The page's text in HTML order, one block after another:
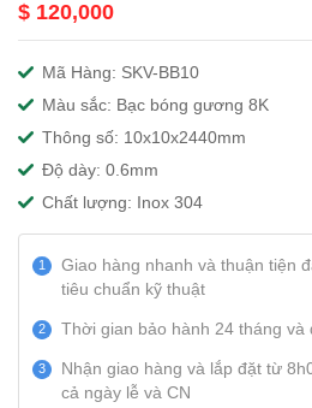
$ 120,000
Mã Hàng: SKV-BB10
Màu sắc: Bạc bóng gương 8K
Thông số: 10x10x2440mm
Độ dày: 0.6mm
Chất lượng: Inox 304
1
Giao hàng nhanh và thuận tiện
tiêu chuẩn kỹ thuật
2 Thời gian bảo hành 24 tháng và
3
Nhận giao hàng và lắp đặt từ
cả ngày lễ và CN